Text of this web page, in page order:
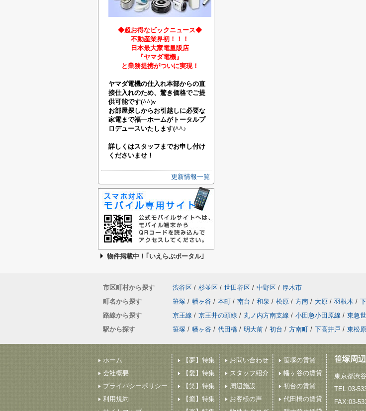
◆超お得なビックニュース◆
不動産業界初！！！
日本最大家電量販店
『ヤマダ電機』
と業務提携がついに実現！
ヤマダ電機の仕入れ本部からの直
接仕入れのため、驚き価格でご提
供可能です(^^)v
お部屋探しからお引越しに必要な
家電まで福一ホームがトータルプ
ロデュースいたします(^^♪
詳しくはスタッフまでお申し付け
くださいませ！
更新情報一覧
物件掲載中！｢いえらぶポータル｣
市区町村から探す 渋谷区 / 杉並区 / 世田谷区 / 中野区 / 厚木市
町名から探す
笹塚 / 幡ヶ谷 / 本町 / 南台 / 和泉 / 松原 / 方南 / 大原 / 羽根木 /
路線から探す
京王線 / 京王井の頭線 / 丸ノ内方南支線 / 小田急小田原線 / 東急
駅から探す
笹塚 / 幡ヶ谷 / 代田橋 / 明大前 / 初台 / 方南町 / 下高井戸 / 東松原
ホーム
会社概要
プライバシーポリシー
利用規約
【夢】特集
【愛】特集
【笑】特集
【癒】特集
お問い合わせ
スタッフ紹介
周辺施設
お客様の声
笹塚の賃貸
幡ヶ谷の賃貸
初台の賃貸
代田橋の賃貸
笹塚周
東京都渋
TEL:03-
FAX:03-